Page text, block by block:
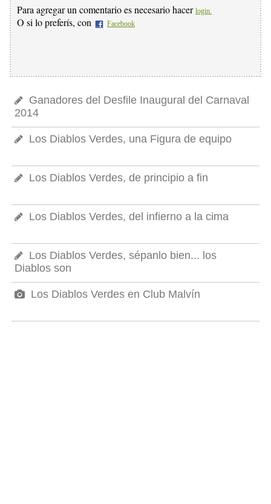
Para agregar un comentario es necesario hacer login.
O si lo preferís, con Facebook
Ganadores del Desfile Inaugural del Carnaval
2014
Los Diablos Verdes, una Figura de equipo
Los Diablos Verdes, de principio a fin
Los Diablos Verdes, del infierno a la cima
Los Diablos Verdes, sépanlo bien... los
Diablos son
Los Diablos Verdes en Club Malvín